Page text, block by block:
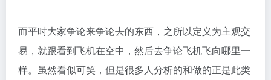
而平时大家争论来争论去的东西，之所以定义为主观交
易，就跟看到飞机在空中，然后去争论飞机飞向哪里一
样。虽然看似可笑，但是很多人分析的和做的正是此类